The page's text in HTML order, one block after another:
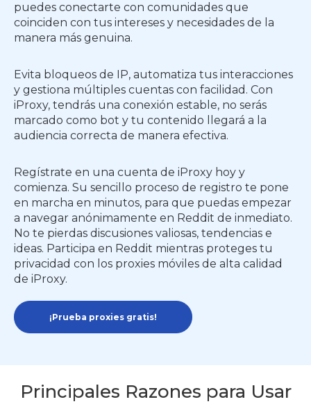
puedes conectarte con comunidades que
coinciden con tus intereses y necesidades de la
manera más genuina.
Evita bloqueos de IP, automatiza tus interacciones
y gestiona múltiples cuentas con facilidad. Con
iProxy, tendrás una conexión estable, no serás
marcado como bot y tu contenido llegará a la
audiencia correcta de manera efectiva.
Regístrate en una cuenta de iProxy hoy y
comienza. Su sencillo proceso de registro te pone
en marcha en minutos, para que puedas empezar
a navegar anónimamente en Reddit de inmediato.
No te pierdas discusiones valiosas, tendencias e
ideas. Participa en Reddit mientras proteges tu
privacidad con los proxies móviles de alta calidad
de iProxy.
¡Prueba proxies gratis!
Principales Razones para Usar